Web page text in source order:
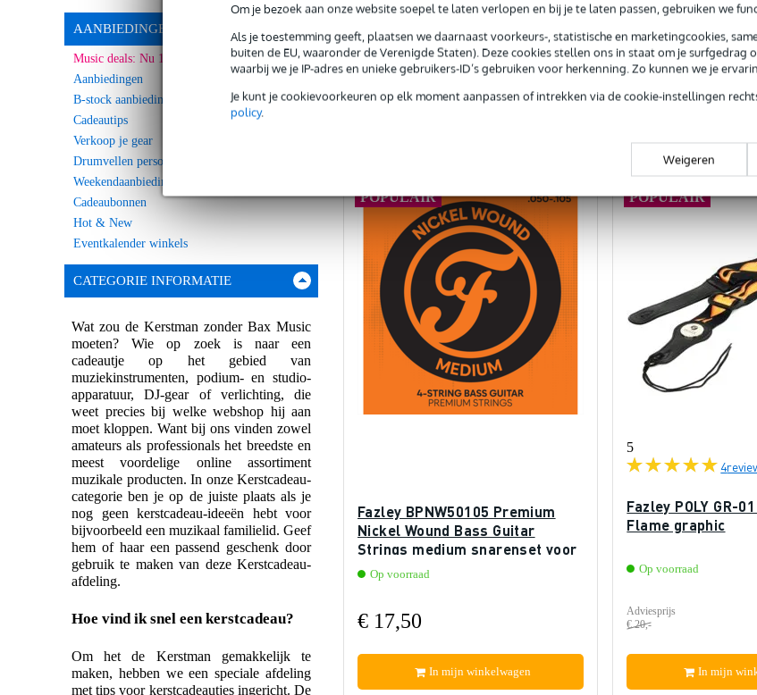
Om je bezoek aan onze website soepel te laten verlopen en bij je te laten passen, gebruiken we
Als je toestemming geeft, plaatsen we daarnaast voorkeurs-, statistische en marketingcookies,
buiten de EU, waaronder de Verenigde Staten). Deze cookies stellen ons in staat om je surfgedrag
waarbij we je IP-adres en unieke gebruikers-ID’s gebruiken voor herkenning. Zo kunnen we je
Je kunt je cookievoorkeuren op elk moment aanpassen of intrekken via de cookie-instellingen
policy.
Weigeren
AANBIEDINGEN
Music deals: Nu 10% Extra korting!
Aanbiedingen
B-stock aanbiedingen
Cadeautips
Verkoop je gear
Drumvellen personaliseren
Weekendaanbieding
Cadeaubonnen
Hot & New
Eventkalender winkels
CATEGORIE INFORMATIE
Wat zou de Kerstman zonder Bax Music
moeten? Wie op zoek is naar een
cadeautje op het gebied van
muziekinstrumenten, podium- en studio-
apparatuur, DJ-gear of verlichting, die
weet precies bij welke webshop hij aan
moet kloppen. Want bij ons vinden zowel
amateurs als professionals het breedste en
meest voordelige online assortiment
muzikale producten. In onze Kerstcadeau-
categorie ben je op de juiste plaats als je
nog geen kerstcadeau-ideeën hebt voor
bijvoorbeeld een muzikaal familielid. Geef
hem of haar een passend geschenk door
gebruik te maken van deze Kerstcadeau-
afdeling.
Hoe vind ik snel een kerstcadeau?
Om het de Kerstman gemakkelijk te
maken, hebben we een speciale afdeling
met tips voor kerstcadeautjes ingericht. De
€ 79,-
€ 30,-
POPULAIR
Fazley BPNW50105 Premium
Nickel Wound Bass Guitar
Strings medium snarenset voor
elektrische basgitaar
Op voorraad
€ 17,50
In mijn winkelwagen
POPULAIR
5
4
Fazley POLY GR-
Flame graphic
Op voorraad
Adviesprijs
€ 20,-
In mijn